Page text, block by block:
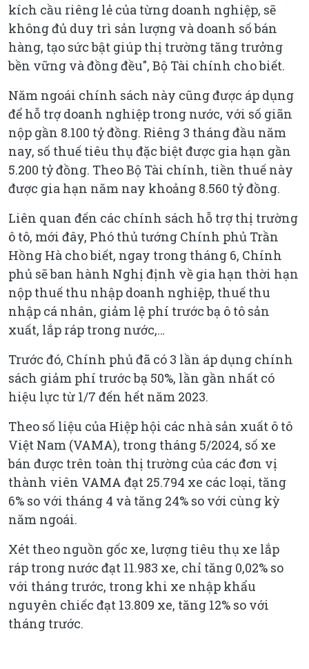
kích cầu riêng lẻ của từng doanh nghiệp, sẽ
không đủ duy trì sản lượng và doanh số bán
hàng, tạo sức bật giúp thị trường tăng trưởng
bền vững và đồng đều", Bộ Tài chính cho biết.
Năm ngoái chính sách này cũng được áp dụng
để hỗ trợ doanh nghiệp trong nước, với số giãn
nộp gần 8.100 tỷ đồng. Riêng 3 tháng đầu năm
nay, số thuế tiêu thụ đặc biệt được gia hạn gần
5.200 tỷ đồng. Theo Bộ Tài chính, tiền thuế này
được gia hạn năm nay khoảng 8.560 tỷ đồng.
Liên quan đến các chính sách hỗ trợ thị trường
ô tô, mới đây, Phó thủ tướng Chính phủ Trần
Hồng Hà cho biết, ngay trong tháng 6, Chính
phủ sẽ ban hành Nghị định về gia hạn thời hạn
nộp thuế thu nhập doanh nghiệp, thuế thu
nhập cá nhân, giảm lệ phí trước bạ ô tô sản
xuất, lắp ráp trong nước,…
Trước đó, Chính phủ đã có 3 lần áp dụng chính
sách giảm phí trước bạ 50%, lần gần nhất có
hiệu lực từ 1/7 đến hết năm 2023.
Theo số liệu của Hiệp hội các nhà sản xuất ô tô
Việt Nam (VAMA), trong tháng 5/2024, số xe
bán được trên toàn thị trường của các đơn vị
thành viên VAMA đạt 25.794 xe các loại, tăng
6% so với tháng 4 và tăng 24% so với cùng kỳ
năm ngoái.
Xét theo nguồn gốc xe, lượng tiêu thụ xe lắp
ráp trong nước đạt 11.983 xe, chỉ tăng 0,02% so
với tháng trước, trong khi xe nhập khẩu
nguyên chiếc đạt 13.809 xe, tăng 12% so với
tháng trước.